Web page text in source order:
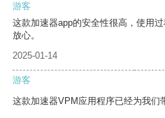
游客
这款加速器app的安全性很高，使用
放心。
2025-01-14
游客
这款加速器VPM应用程序已经为我们